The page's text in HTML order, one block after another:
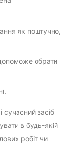
як поштучно,
обрати
засіб
в будь-якій
робіт чи